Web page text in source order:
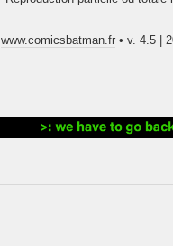
www.comicsbatman.fr • v. 4.5 |